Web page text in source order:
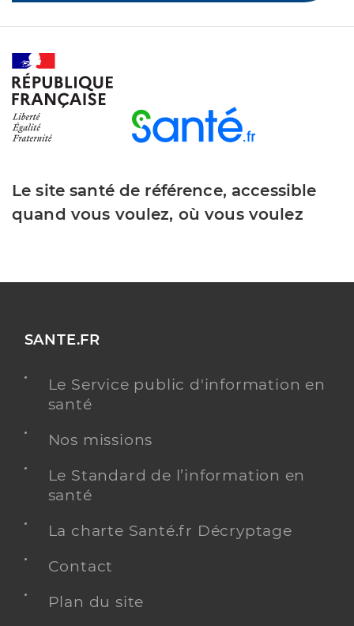
Le site santé de référence, accessible
quand vous voulez, où vous voulez
SANTE.FR
Le Service public d'information en
santé
Nos missions
Le Standard de l’information en
santé
La charte Santé.fr Décryptage
Contact
Plan du site